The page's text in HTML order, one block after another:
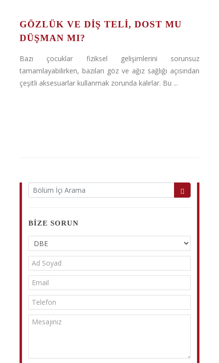
GÖZLÜK VE DIŞ TELI, DOST MU
DÜŞMAN MI?
Bazı çocuklar fiziksel gelişimlerini sorunsuz
tamamlayabilirken, bazıları göz ve ağız sağlığı açısından
çeşitli aksesuarlar kullanmak zorunda kalırlar. Bu ...
BIZE SORUN